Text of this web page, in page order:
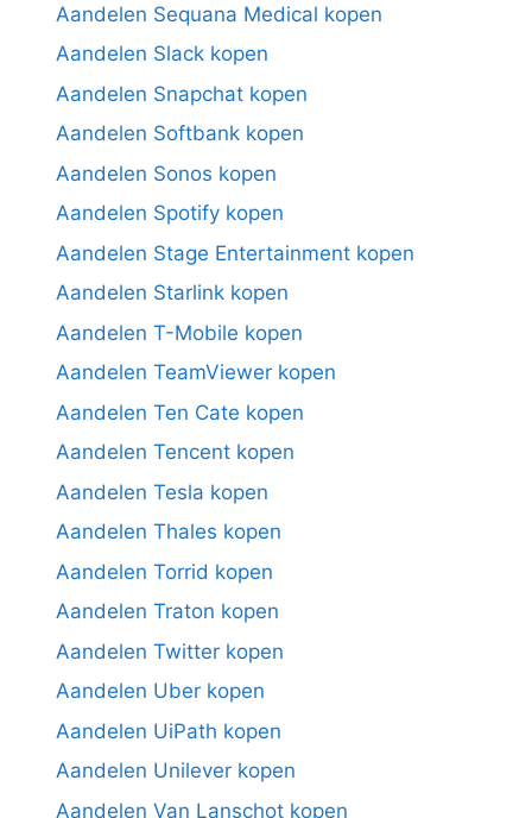
Aandelen Sequana Medical kopen
Aandelen Slack kopen
Aandelen Snapchat kopen
Aandelen Softbank kopen
Aandelen Sonos kopen
Aandelen Spotify kopen
Aandelen Stage Entertainment kopen
Aandelen Starlink kopen
Aandelen T-Mobile kopen
Aandelen TeamViewer kopen
Aandelen Ten Cate kopen
Aandelen Tencent kopen
Aandelen Tesla kopen
Aandelen Thales kopen
Aandelen Torrid kopen
Aandelen Traton kopen
Aandelen Twitter kopen
Aandelen Uber kopen
Aandelen UiPath kopen
Aandelen Unilever kopen
Aandelen Van Lanschot kopen